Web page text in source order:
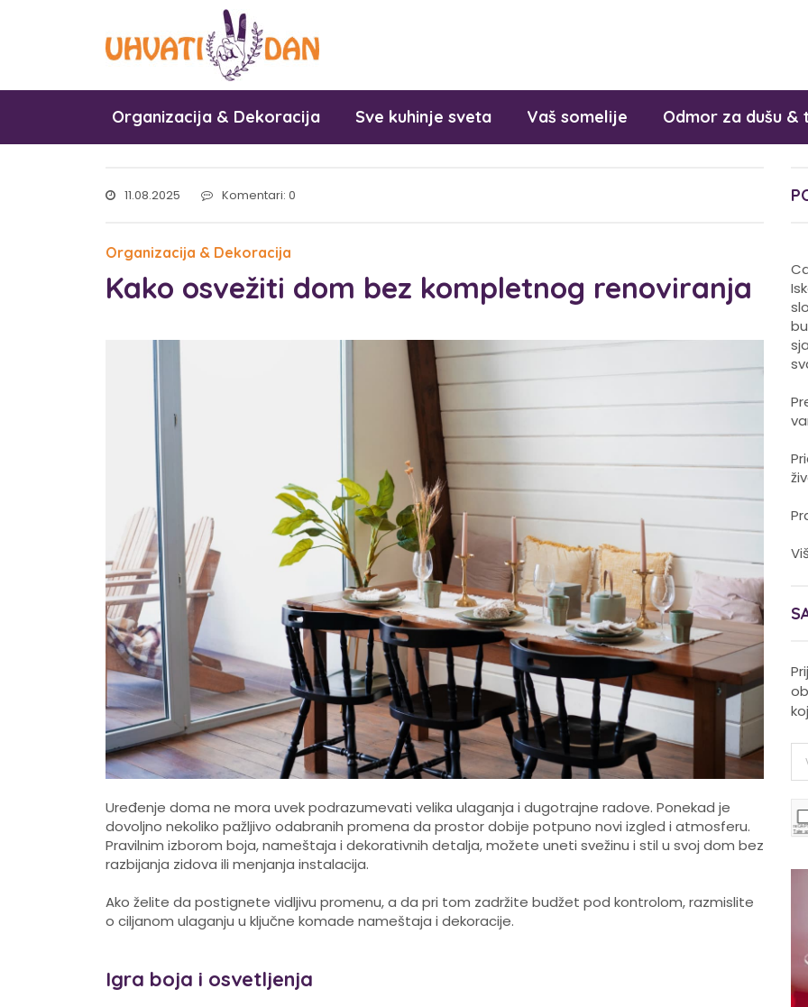
Organizacija & Dekoracija Sve kuhinje sveta Vaš somelije Odmor za dušu &
11.08.2025 Komentari: 0
Organizacija & Dekoracija
Kako osvežiti dom bez kompletnog renoviranja
Uređenje doma ne mora uvek podrazumevati velika ulaganja i dugotrajne radove. Ponekad je
dovoljno nekoliko pažljivo odabranih promena da prostor dobije potpuno novi izgled i atmosferu.
Pravilnim izborom boja, nameštaja i dekorativnih detalja, možete uneti svežinu i stil u svoj dom bez
razbijanja zidova ili menjanja instalacija.
Ako želite da postignete vidljivu promenu, a da pri tom zadržite budžet pod kontrolom, razmislite
o ciljanom ulaganju u ključne komade nameštaja i dekoracije.
Igra boja i osvetljenja